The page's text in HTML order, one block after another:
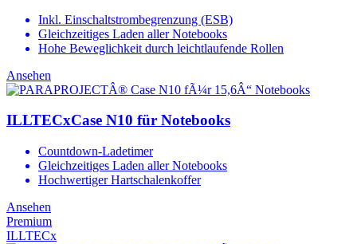
Inkl. Einschaltstrombegrenzung (ESB)
Gleichzeitiges Laden aller Notebooks
Hohe Beweglichkeit durch leichtlaufende Rollen
Ansehen
ILLTECxCase N10 für Notebooks
Countdown-Ladetimer
Gleichzeitiges Laden aller Notebooks
Hochwertiger Hartschalenkoffer
Ansehen
Premium
ILLTECx